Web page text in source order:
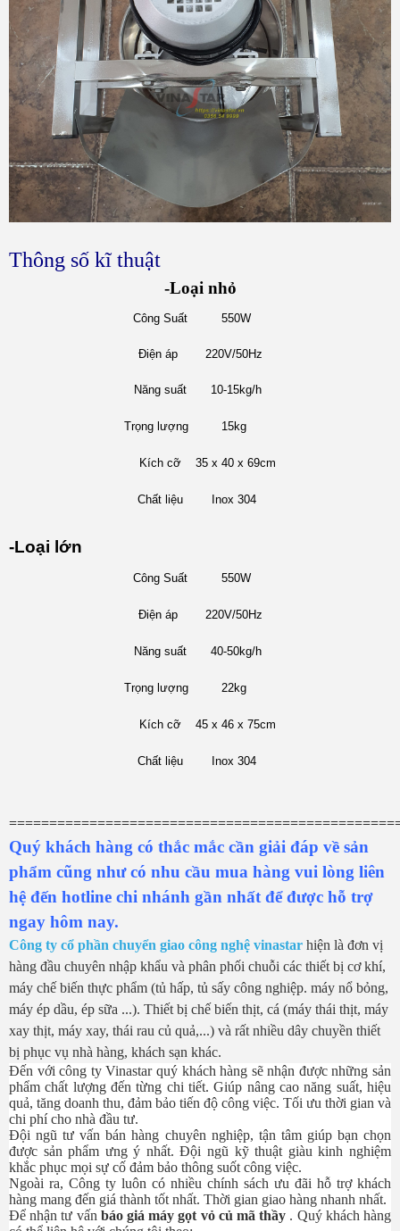
Thông số kĩ thuật
-Loại nhỏ
Công Suất 550W
Điện áp 220V/50Hz
Năng suất 10-15kg/h
Trọng lượng 15kg
Kích cỡ 35 x 40 x 69cm
Chất liệu Inox 304
-Loại lớn
Công Suất 550W
Điện áp 220V/50Hz
Năng suất 40-50kg/h
Trọng lượng 22kg
Kích cỡ 45 x 46 x 75cm
Chất liệu Inox 304
Quý khách hàng có thắc mắc cần giải đáp về sản
phẩm cũng như có nhu cầu mua hàng vui lòng liên
hệ đến hotline chi nhánh gần nhất để được hỗ trợ
ngay hôm nay.
Công ty cổ phần chuyển giao công nghệ vinastar hiện là đơn vị
hàng đầu chuyên nhập khẩu và phân phối chuỗi các thiết bị cơ khí,
máy chế biến thực phẩm (tủ hấp, tủ sấy công nghiệp. máy nổ bỏng,
máy ép dầu, ép sữa ...). Thiết bị chế biến thịt, cá (máy thái thịt, máy
xay thịt, máy xay, thái rau củ quả,...) và rất nhiều dây chuyền thiết
bị phục vụ nhà hàng, khách sạn khác.
Đến với công ty Vinastar quý khách hàng sẽ nhận được những sản
phẩm chất lượng đến từng chi tiết. Giúp nâng cao năng suất, hiệu
quả, tăng doanh thu, đảm bảo tiến độ công việc. Tối ưu thời gian và
chi phí cho nhà đầu tư.
Đội ngũ tư vấn bán hàng chuyên nghiệp, tận tâm giúp bạn chọn
được sản phẩm ưng ý nhất. Đội ngũ kỹ thuật giàu kinh nghiệm
khắc phục mọi sự cố đảm bảo thông suốt công việc.
Ngoài ra, Công ty luôn có nhiều chính sách ưu đãi hỗ trợ khách
hàng mang đến giá thành tốt nhất. Thời gian giao hàng nhanh nhất.
Để nhận tư vấn báo giá máy gọt vỏ củ mã thầy . Quý khách hàng